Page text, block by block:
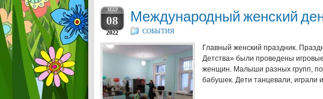
МАР
08
2022
Международный женский
СОБЫТИЯ
Главный женский праздник.
Детства» были проведены
женщин. Малыши разных групп,
бабушек. Дети танцевали, играли